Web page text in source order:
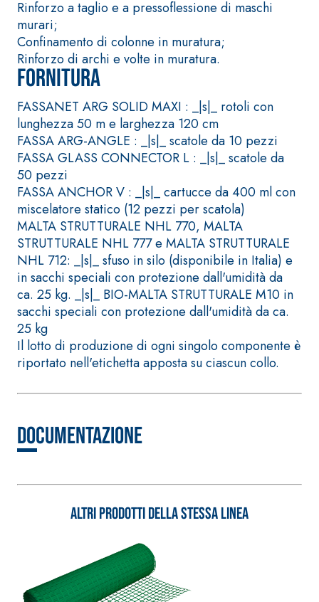
Rinforzo a taglio e a pressoflessione di maschi
murari;
Confinamento di colonne in muratura;
Rinforzo di archi e volte in muratura.
Fornitura
FASSANET ARG SOLID MAXI : _|s|_ rotoli con
lunghezza 50 m e larghezza 120 cm
FASSA ARG-ANGLE : _|s|_ scatole da 10 pezzi
FASSA GLASS CONNECTOR L : _|s|_ scatole da
50 pezzi
FASSA ANCHOR V : _|s|_ cartucce da 400 ml con
miscelatore statico (12 pezzi per scatola)
MALTA STRUTTURALE NHL 770, MALTA
STRUTTURALE NHL 777 e MALTA STRUTTURALE
NHL 712: _|s|_ sfuso in silo (disponibile in Italia) e
in sacchi speciali con protezione dall'umidità da
ca. 25 kg. _|s|_ BIO-MALTA STRUTTURALE M10 in
sacchi speciali con protezione dall'umidità da ca.
25 kg
Il lotto di produzione di ogni singolo componente è
riportato nell'etichetta apposta su ciascun collo.
Documentazione
Altri prodotti della stessa linea
riparazione, rasatura e
protezione di strutture
in calcestruzzo
basso spessore
Sistema ISOLAMENTO
TERMICO FASSATHERM ®
COLLANTI E RASANTI
A 96 RESPHIRA
Collante-rasante
alleggerito, fibrato, con
calce idraulica naturale
NHL 3,5 e speciali
inerti alleggeriti